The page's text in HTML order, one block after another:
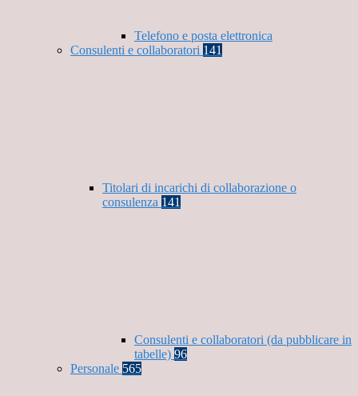
Telefono e posta elettronica
Consulenti e collaboratori 141
Titolari di incarichi di collaborazione o
consulenza 141
Consulenti e collaboratori (da pubblicare in
tabelle) 96
Personale 565